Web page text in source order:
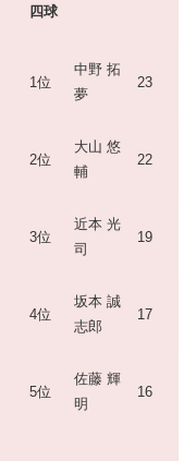
四球
1位
中野 拓
夢
23
2位
大山 悠
輔
22
3位
近本 光
司
19
4位
坂本 誠
志郎
17
5位
佐藤 輝
明
16